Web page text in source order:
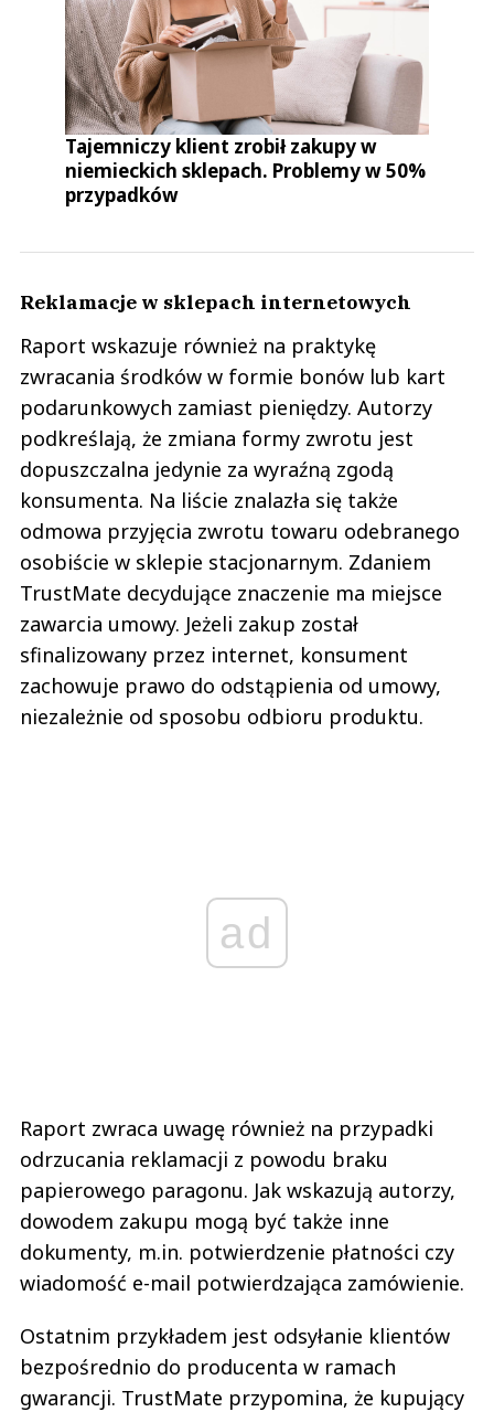
Tajemniczy klient zrobił zakupy w
niemieckich sklepach. Problemy w 50%
przypadków
Reklamacje w sklepach internetowych
Raport wskazuje również na praktykę
zwracania środków w formie bonów lub kart
podarunkowych zamiast pieniędzy. Autorzy
podkreślają, że zmiana formy zwrotu jest
dopuszczalna jedynie za wyraźną zgodą
konsumenta. Na liście znalazła się także
odmowa przyjęcia zwrotu towaru odebranego
osobiście w sklepie stacjonarnym. Zdaniem
TrustMate decydujące znaczenie ma miejsce
zawarcia umowy. Jeżeli zakup został
sfinalizowany przez internet, konsument
zachowuje prawo do odstąpienia od umowy,
niezależnie od sposobu odbioru produktu.
ad
Raport zwraca uwagę również na przypadki
odrzucania reklamacji z powodu braku
papierowego paragonu. Jak wskazują autorzy,
dowodem zakupu mogą być także inne
dokumenty, m.in. potwierdzenie płatności czy
wiadomość e-mail potwierdzająca zamówienie.
Ostatnim przykładem jest odsyłanie klientów
bezpośrednio do producenta w ramach
gwarancji. TrustMate przypomina, że kupujący